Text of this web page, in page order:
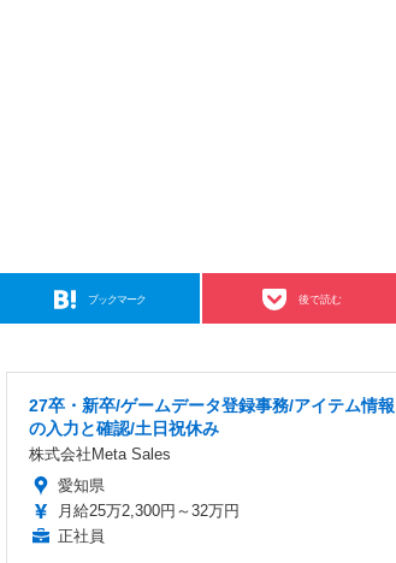
ブックマーク 後で読む
27卒・新卒/ゲームデータ登録事務/アイテム情報
の入力と確認/土日祝休み
株式会社Meta Sales
愛知県
月給25万2,300円～32万円
正社員